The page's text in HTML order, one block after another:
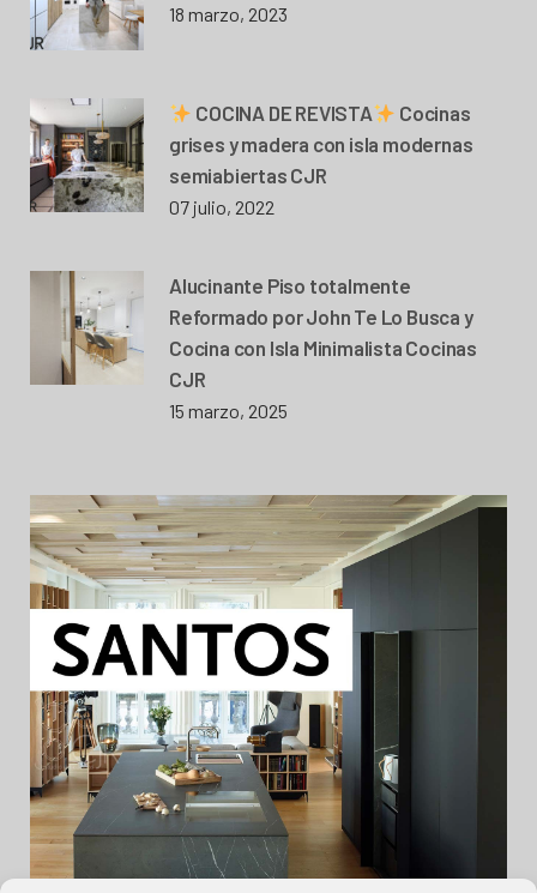
18 marzo, 2023
COCINA DE REVISTA
Cocinas
grises y madera con isla modernas
semiabiertas CJR
07 julio, 2022
Alucinante Piso totalmente
Reformado por John Te Lo Busca y
Cocina con Isla Minimalista Cocinas
CJR
15 marzo, 2025